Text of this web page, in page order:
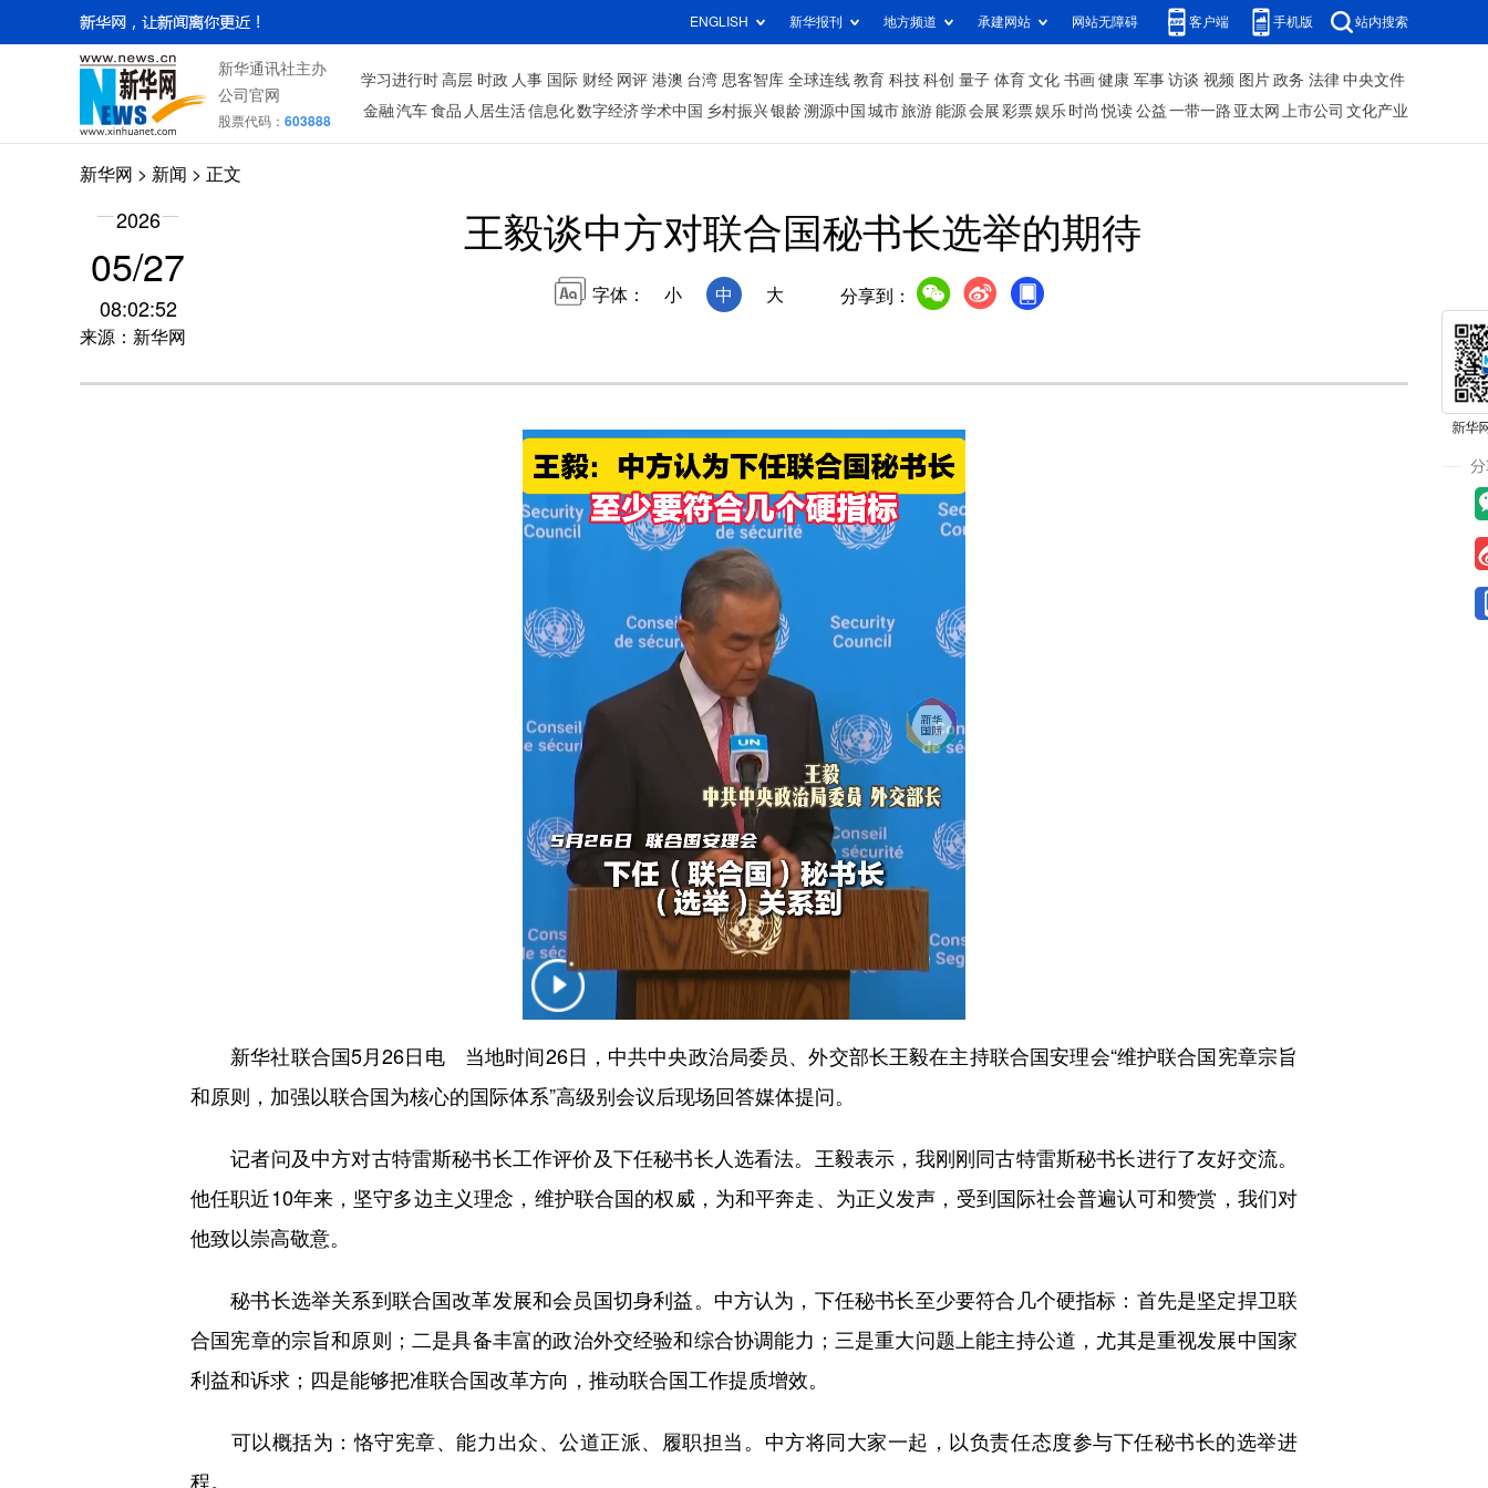
ENGLISH 新华报刊 地方频道 承建网站 网站无障碍 客户端 手机版 站内搜索
新华通讯社主办
公司官网
股票代码： 603888
学习进行时 高层 时政 人事 国际 财经 网评 港澳 台湾 思客智库 全球连线 教育 科技 科创 量子 体育 文化 书画 健康 军事 访谈 视频 图片 政务 法律 中央文件
金融 汽车 食品 人居生活信息化数字经济学术中国 乡村振兴银龄溯源中国 城市旅游 能源 会展 彩票娱乐 时尚 悦读 公益 一带一路 亚太网 上市公司 文化产业
新华网 > 新闻 > 正文
2026
05/27
08:02:52
来源：新华网
王毅谈中方对联合国秘书长选举的期待
字体： 小 中 大 分享到：
新华社联合国5月26日电 当地时间26日，中共中央政治局委员、外交部长王毅在主持联合国安理会“维护联合国宪章宗旨
和原则，加强以联合国为核心的国际体系”高级别会议后现场回答媒体提问。
记者问及中方对古特雷斯秘书长工作评价及下任秘书长人选看法。王毅表示，我刚刚同古特雷斯秘书长进行了友好交流。
他任职近10年来，坚守多边主义理念，维护联合国的权威，为和平奔走、为正义发声，受到国际社会普遍认可和赞赏，我们对
他致以崇高敬意。
秘书长选举关系到联合国改革发展和会员国切身利益。中方认为，下任秘书长至少要符合几个硬指标：首先是坚定捍卫联
合国宪章的宗旨和原则；二是具备丰富的政治外交经验和综合协调能力；三是重大问题上能主持公道，尤其是重视发展中国家
利益和诉求；四是能够把准联合国改革方向，推动联合国工作提质增效。
可以概括为：恪守宪章、能力出众、公道正派、履职担当。中方将同大家一起，以负责任态度参与下任秘书长的选举进
程。